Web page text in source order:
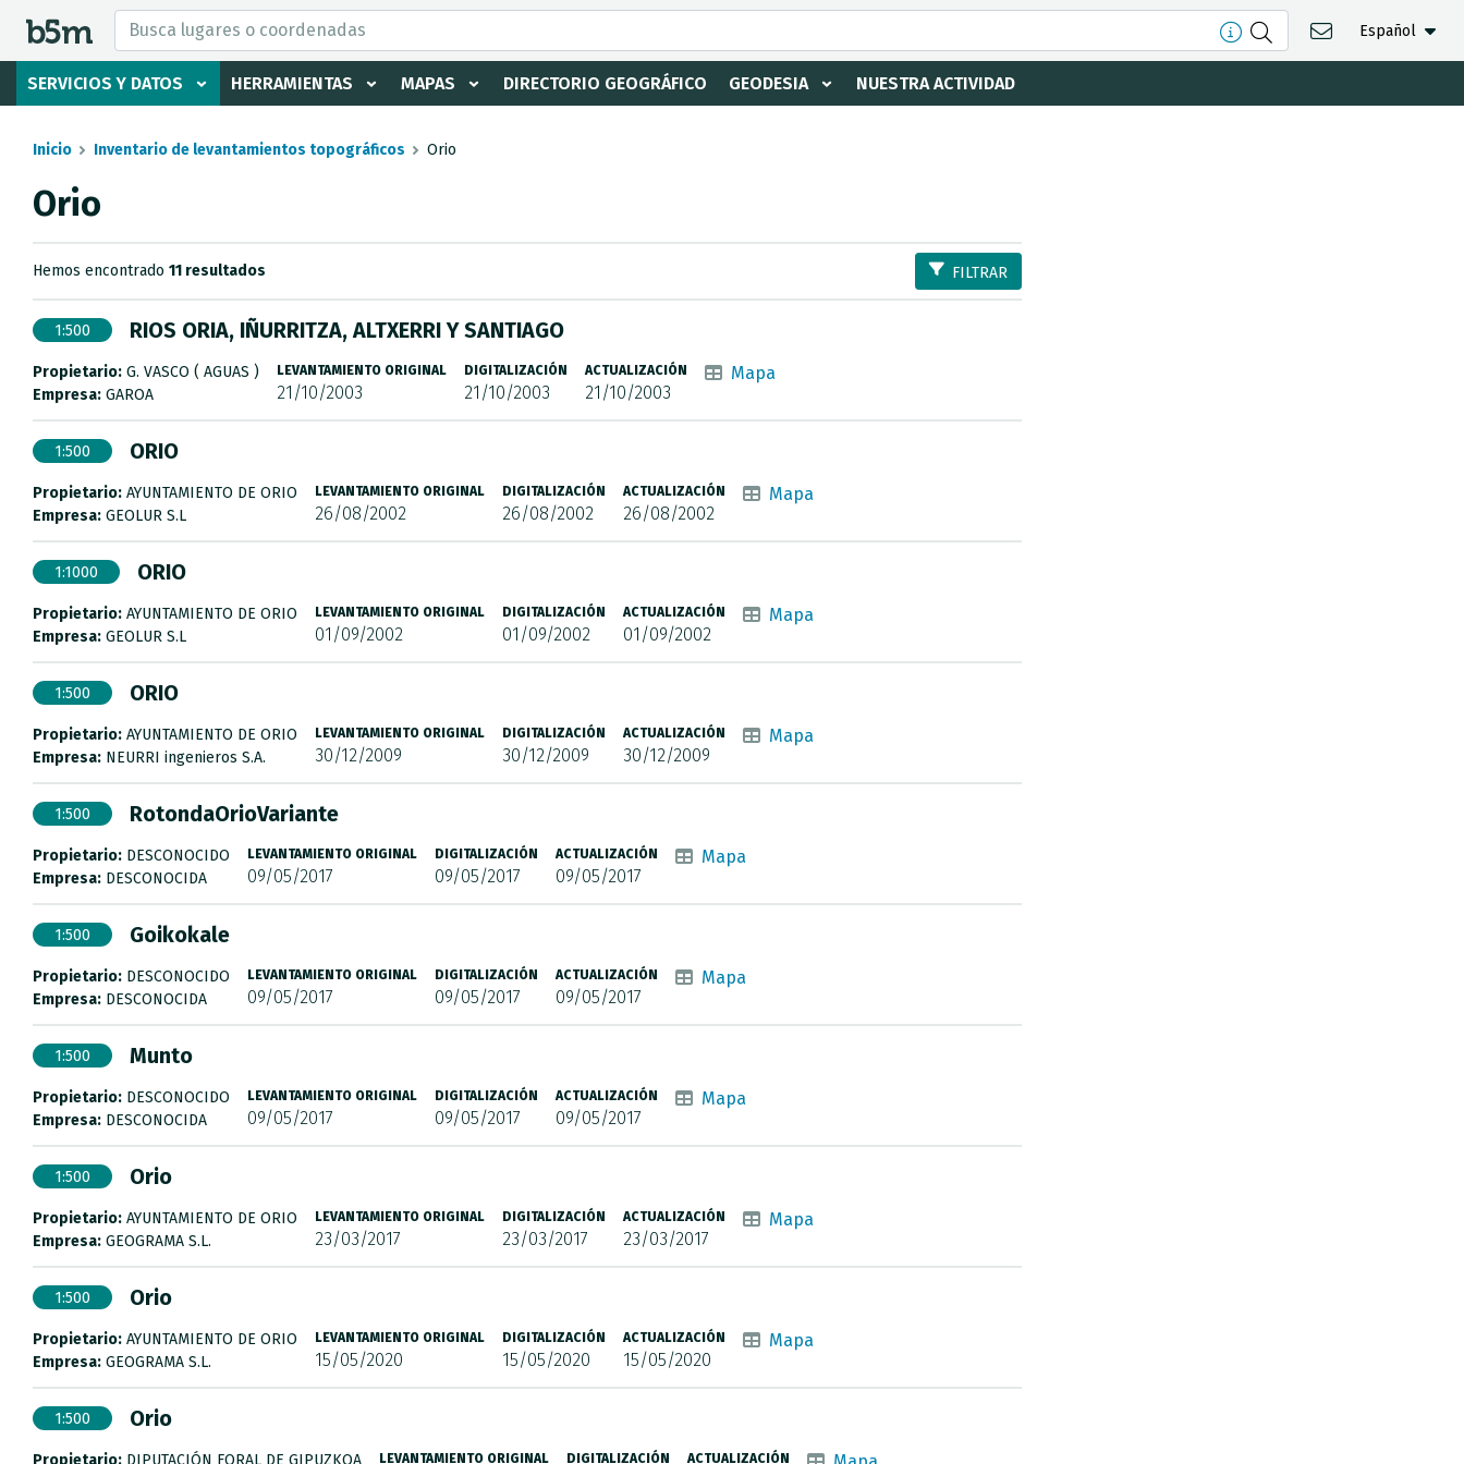
Español
SERVICIOS Y DATOS HERRAMIENTAS MAPAS DIRECTORIO GEOGRÁFICO GEODESIA NUESTRA ACTIVIDAD
Buscador y directorio
Inicio Inventario de levantamientos topográficos Orio
Orio
Hemos encontrado 11 resultados FILTRAR
1:500 RIOS ORIA, IÑURRITZA, ALTXERRI Y SANTIAGO
Propietario: G. VASCO ( AGUAS )
Empresa: GAROA
LEVANTAMIENTO ORIGINAL
21/10/2003
DIGITALIZACIÓN
21/10/2003
ACTUALIZACIÓN
21/10/2003
Mapa
1:500 ORIO
Propietario: AYUNTAMIENTO DE ORIO
Empresa: GEOLUR S.L
LEVANTAMIENTO ORIGINAL
26/08/2002
DIGITALIZACIÓN
26/08/2002
ACTUALIZACIÓN
26/08/2002
Mapa
1:1000 ORIO
Propietario: AYUNTAMIENTO DE ORIO
Empresa: GEOLUR S.L
LEVANTAMIENTO ORIGINAL
01/09/2002
DIGITALIZACIÓN
01/09/2002
ACTUALIZACIÓN
01/09/2002
Mapa
1:500 ORIO
Propietario: AYUNTAMIENTO DE ORIO
Empresa: NEURRI ingenieros S.A.
LEVANTAMIENTO ORIGINAL
30/12/2009
DIGITALIZACIÓN
30/12/2009
ACTUALIZACIÓN
30/12/2009
Mapa
1:500 RotondaOrioVariante
Propietario: DESCONOCIDO
Empresa: DESCONOCIDA
LEVANTAMIENTO ORIGINAL
09/05/2017
DIGITALIZACIÓN
09/05/2017
ACTUALIZACIÓN
09/05/2017
Mapa
1:500 Goikokale
Propietario: DESCONOCIDO
Empresa: DESCONOCIDA
LEVANTAMIENTO ORIGINAL
09/05/2017
DIGITALIZACIÓN
09/05/2017
ACTUALIZACIÓN
09/05/2017
Mapa
1:500 Munto
Propietario: DESCONOCIDO
Empresa: DESCONOCIDA
LEVANTAMIENTO ORIGINAL
09/05/2017
DIGITALIZACIÓN
09/05/2017
ACTUALIZACIÓN
09/05/2017
Mapa
1:500 Orio
Propietario: AYUNTAMIENTO DE ORIO
Empresa: GEOGRAMA S.L.
LEVANTAMIENTO ORIGINAL
23/03/2017
DIGITALIZACIÓN
23/03/2017
ACTUALIZACIÓN
23/03/2017
Mapa
1:500 Orio
Propietario: AYUNTAMIENTO DE ORIO
Empresa: GEOGRAMA S.L.
LEVANTAMIENTO ORIGINAL
15/05/2020
DIGITALIZACIÓN
15/05/2020
ACTUALIZACIÓN
15/05/2020
Mapa
1:500 Orio
Propietario: DIPUTACIÓN FORAL DE GIPUZKOA LEVANTAMIENTO ORIGINAL DIGITALIZACIÓN ACTUALIZACIÓN